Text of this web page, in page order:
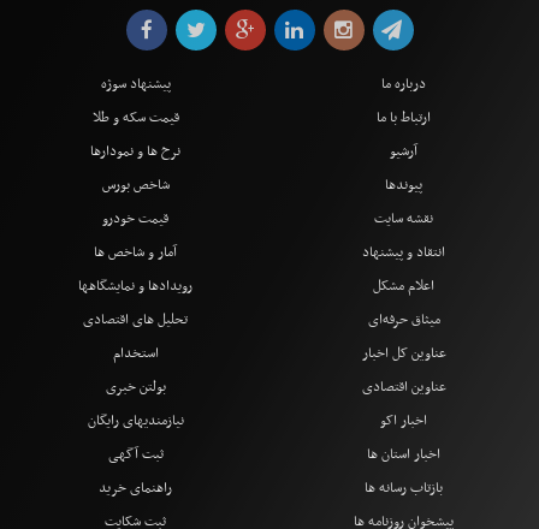
درباره ما
ارتباط با ما
آرشیو
پیوندها
نقشه سایت
انتقاد و پیشنهاد
اعلام مشکل
میثاق حرفه‌ای
پیشنهاد سوژه
قیمت سکه و طلا
نرخ ها و نمودارها
شاخص بورس
قیمت خودرو
آمار و شاخص ها
رویدادها و نمایشگاهها
تحلیل های اقتصادی
عناوین کل اخبار
عناوین اقتصادی
اخبار اکو
اخبار استان ها
بازتاب رسانه ها
پیشخوان روزنامه ها
استخدام
بولتن خبری
نیازمندیهای رایگان
ثبت آگهی
راهنمای خرید
ثبت شکایت